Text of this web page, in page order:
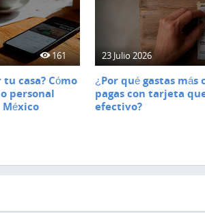
161
casa? Cómo
personal
23 Julio 2026
¿Por qué gastas más
pagas con tarjeta
efectivo?